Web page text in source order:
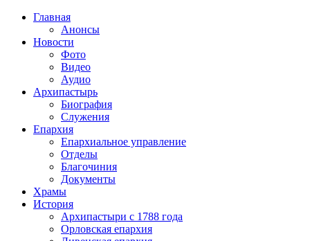
Главная
Анонсы
Новости
Фото
Видео
Аудио
Архипастырь
Биография
Служения
Епархия
Епархиальное управление
Отделы
Благочиния
Документы
Храмы
История
Архипастыри с 1788 года
Орловская епархия